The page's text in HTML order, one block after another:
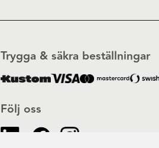
Följ oss
Trygga & säkra beställningar